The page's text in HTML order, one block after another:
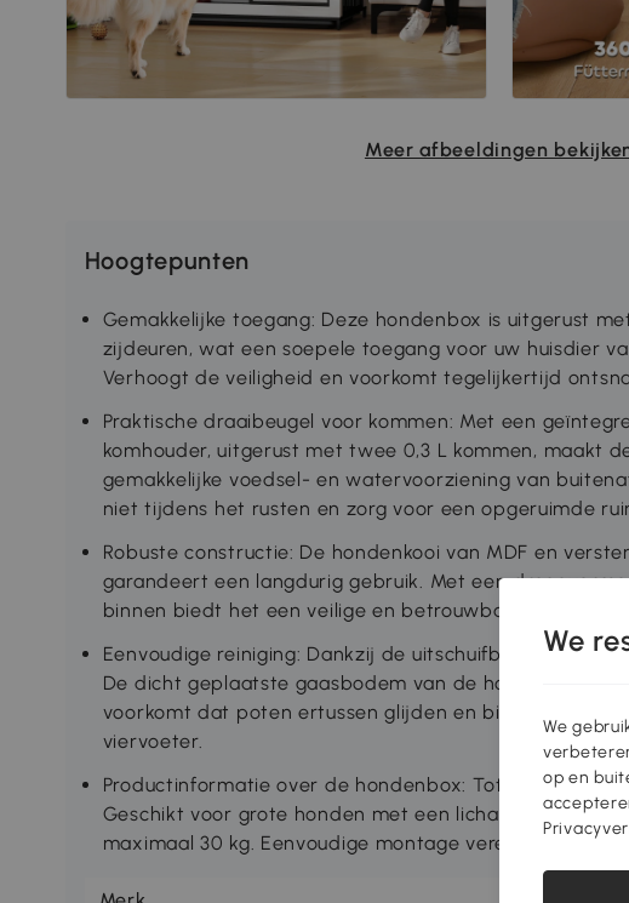
Meer afbeeldingen
Hoogtepunten
Gemakkelijke toegang: Deze hondenbox is uitgerust
zijdeuren, wat een soepele toegang voor uw huisdier
Verhoogt de veiligheid en voorkomt tegelijkertijd
Praktische draaibeugel voor kommen: Met een
komhouder, uitgerust met twee 0,3 L kommen, maakt
gemakkelijke voedsel- en watervoorziening van
niet tijdens het rusten en zorg voor een opgeruimde
Robuste constructie: De hondenkooi van MDF en
garandeert een langdurig gebruik. Met een
binnen biedt het een veilige en betrouwbare plek voor
Eenvoudige reiniging: Dankzij de uitschuifbare lade is
De dicht geplaatste gaasbodem van de hondenbox
voorkomt dat poten ertussen glijden en biedt een
viervoeter.
Productinformatie over de hondenbox: Totale
Geschikt voor grote honden met een lichaamslengte
maximaal 30 kg. Eenvoudige montage vereist.
We
We
op en